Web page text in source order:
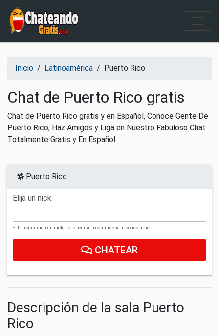
Salir del contenido
Inicio / Latinoamérica / Puerto Rico
Chat de Puerto Rico gratis
Chat de Puerto Rico gratis y en Español, Conoce Gente De
Puerto Rico, Haz Amigos y Liga en Nuestro Fabuloso Chat
Totalmente Gratis y En Español
Puerto Rico
Elija un nick:
Si ha registrado su nick, se le pedirá la contraseña al conectarse.
CHATEAR
Descripción de la sala Puerto
Rico